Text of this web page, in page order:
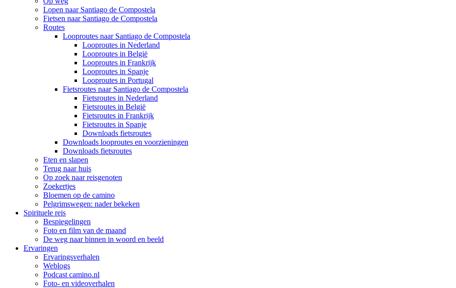
Lopen naar Santiago de Compostela
Fietsen naar Santiago de Compostela
Routes
Looproutes naar Santiago de Compostela
Looproutes in Nederland
Looproutes in België
Looproutes in Frankrijk
Looproutes in Spanje
Looproutes in Portugal
Fietsroutes naar Santiago de Compostela
Fietsroutes in Nederland
Fietsroutes in België
Fietsroutes in Frankrijk
Fietsroutes in Spanje
Downloads fietsroutes
Downloads looproutes en voorzieningen
Downloads fietsroutes
Eten en slapen
Terug naar huis
Op zoek naar reisgenoten
Zoekertjes
Bloemen op de camino
Pelgrimswegen: nader bekeken
Spirituele reis
Bespiegelingen
Foto en film van de maand
De weg naar binnen in woord en beeld
Ervaringen
Ervaringsverhalen
Weblogs
Podcast camino.nl
Foto- en videoverhalen